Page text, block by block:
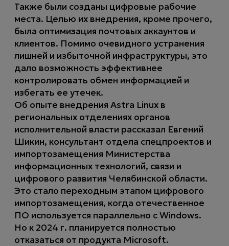
Также были созданы цифровые рабочие
места. Целью их внедрения, кроме прочего,
была оптимизация почтовых аккаунтов и
клиентов. Помимо очевидного устранения
лишней и избыточной инфраструктуры, это
дало возможность эффективнее
контролировать обмен информацией и
избегать ее утечек.
Об опыте внедрения Astra Linux в
региональных отделениях органов
исполнительной власти рассказал Евгений
Шикин, консультант отдела спецпроектов и
импортозамещения Министерства
информационных технологий, связи и
цифрового развития Челябинской области.
Это стало переходным этапом цифрового
импортозамещения, когда отечественное
ПО используется параллельно с Windows.
Но к 2024 г. планируется полностью
отказаться от продукта Microsoft.